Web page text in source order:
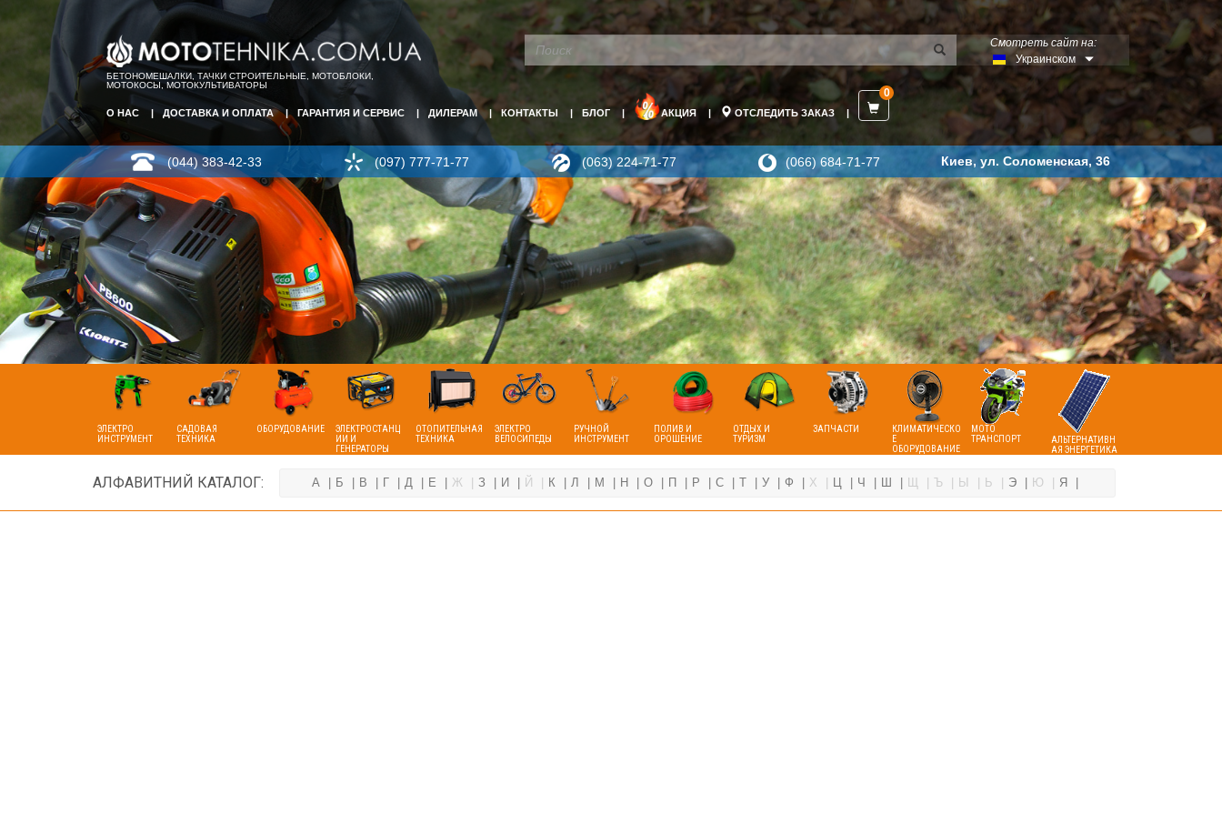
БЕТОНОМЕШАЛКИ, ТАЧКИ СТРОИТЕЛЬНЫЕ, МОТОБЛОКИ,
МОТОКОСЫ, МОТОКУЛЬТИВАТОРЫ
Смотреть сайт на:
Украинском
О НАС ДОСТАВКА И ОПЛАТА ГАРАНТИЯ И СЕРВИС ДИЛЕРАМ КОНТАКТЫ БЛОГ АКЦИЯ ОТСЛЕДИТЬ ЗАКАЗ
0
(044) 383-42-33 (097) 777-71-77 (063) 224-71-77 (066) 684-71-77 Киев, ул. Соломенская, 36
ЭЛЕКТРО
ИНСТРУМЕНТ
САДОВАЯ
ТЕХНИКА
ОБОРУДОВАНИЕ
ЭЛЕКТРОСТАНЦ
ИИ И
ГЕНЕРАТОРЫ
ОТОПИТЕЛЬНАЯ
ТЕХНИКА
ЭЛЕКТРО
ВЕЛОСИПЕДЫ
РУЧНОЙ
ИНСТРУМЕНТ
ПОЛИВ И
ОРОШЕНИЕ
ОТДЫХ И
ТУРИЗМ
ЗАПЧАСТИ
КЛИМАТИЧЕСКО
Е
ОБОРУДОВАНИЕ
МОТО
ТРАНСПОРТ
АЛЬТЕРНАТИВН
АЯ ЭНЕРГЕТИКА
АЛФАВИТНИЙ КАТАЛОГ: А Б В Г Д Е Ж З И Й К Л М Н О П Р С Т У Ф Х Ц Ч Ш Щ Ъ Ы Ь Э Ю Я